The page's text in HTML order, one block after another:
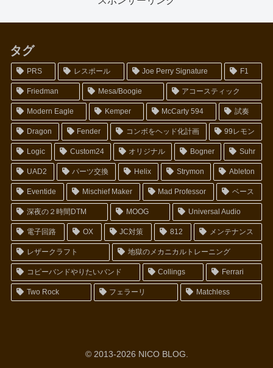
タグ
PRS レスポール Joe Perry Signature F1
Friedman Mesa/Boogie アコースティック
Modern Eagle Kemper McCarty 594 試奏
Dragon Fender コンボをヘッド化計画 99レモン
Logic Custom24 オリジナル Bogner Suhr
UAD2 パーツ交換 Helix Strymon Ableton
Eventide Mischief Maker Mad Professor ベース
深夜の２時間DTM MOOG Universal Audio
電子回路 OX JC対策 812 メンテナンス
レザークラフト 地獄のメカニカルトレーニング
コピーバンドやりたいバンド Collings Ferrari
Two Rock フェラーリ Matchless
© 2013-2026 NICO BLOG.